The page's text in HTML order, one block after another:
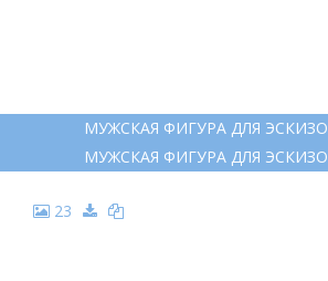
МУЖСКАЯ ФИГУРА ДЛЯ
МУЖСКАЯ ФИГУРА ДЛЯ
23